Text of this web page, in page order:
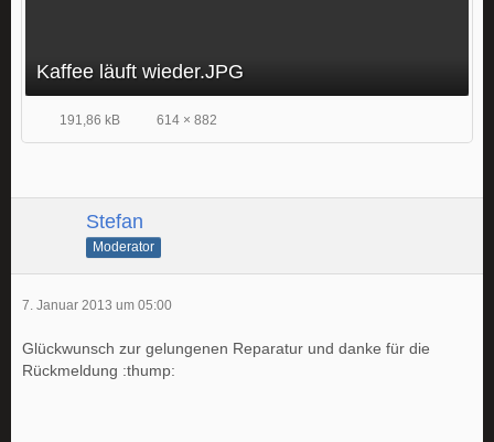
Kaffee läuft wieder.JPG
191,86 kB 614 × 882
Stefan
Moderator
7. Januar 2013 um 05:00
Glückwunsch zur gelungenen Reparatur und danke für die
Rückmeldung :thump: